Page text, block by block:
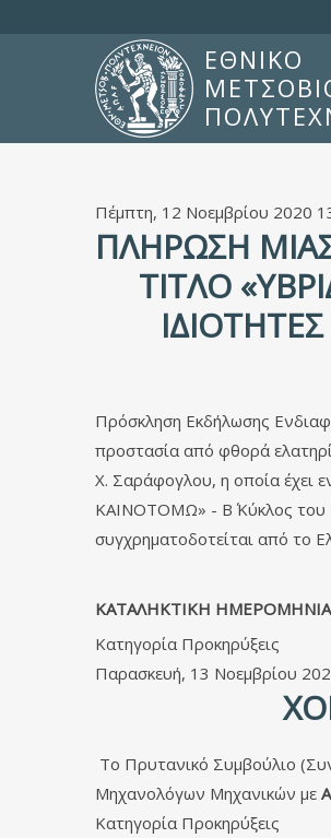
ΕΘΝΙΚΟ
Πέμπτη, 12 Νοεμβρίου 2020
ΠΛΉΡΩΣΗ
ΤΊΤΛΟ
Πρόσκληση Εκδήλωσης
προστασία από φθορά
Χ. Σαράφογλου, η οποία έχει
ΚΑΙΝΟΤΟΜΩ» - Β΄ Κύκλος του
συγχρηματοδοτείται από το
ΚΑΤΑΛΗΚΤΙΚΗ
Κατηγορία Προκηρύξεις
Παρασκευή, 13 Νοεμβρίου
Το Πρυτανικό Συμβούλιο
Μηχανολόγων Μηχανικών με
Κατηγορία Προκηρύξεις